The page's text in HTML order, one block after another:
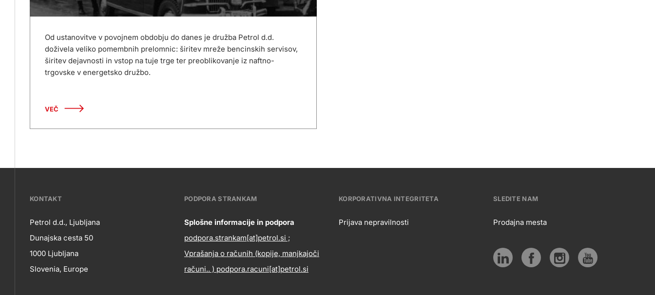
Od ustanovitve v povojnem obdobju do danes je družba Petrol d.d.
doživela veliko pomembnih prelomnic: širitev mreže bencinskih servisov,
širitev dejavnosti in vstop na tuje trge ter preoblikovanje iz naftno-
trgovske v energetsko družbo.
VEČ
???
petrol-
skupno.footer-
title???
KONTAKT
Kontakt
Petrol d.d., Ljubljana
Dunajska cesta 50
1000 Ljubljana
Slovenia, Europe
Contact
information
PODPORA STRANKAM
Splošne informacije in podpora
podpora.strankam[at]petrol.si ;
Vprašanja o računih (kopije, manjkajoči
računi.. ) podpora.racuni[at]petrol.si
KORPORATIVNA INTEGRITETA
Prijava nepravilnosti
SLEDITE NAM
Sledite
Prodajna mesta